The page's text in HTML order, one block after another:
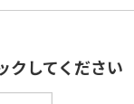
クしてください